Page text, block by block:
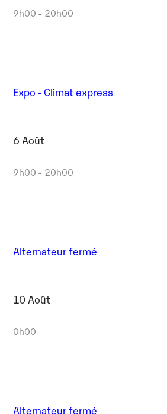
9h00 - 20h00
Expo - Climat express
6 Août
9h00 - 20h00
Alternateur fermé
10 Août
0h00
Alternateur fermé